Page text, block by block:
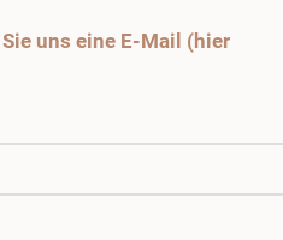
uns eine E-Mail (hier